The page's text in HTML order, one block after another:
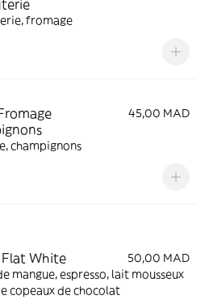
fromage
45,00 MAD
champignons
Flat White
50,00 MAD
mangue, espresso, lait mousseux
copeaux de chocolat